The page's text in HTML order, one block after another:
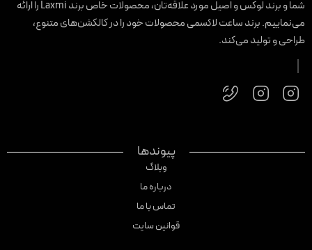
شما و برند لوکس و اصیل مورد علاقه‌تان، محصولات خاص برند Laxmi را ارائه
می‌نماییم. برند ساعت لاکسمی محصولات خود را در کالکشن‌های متنوع،
طراحی و تولید می‌کند.
پیوندها
وبلاگ
درباره ما
تماس با ما
قوانین سایت